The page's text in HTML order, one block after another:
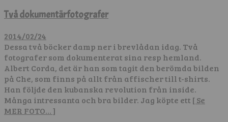
Två dokumentärfotografer
2014/02/24
Dessa två böcker damp ner i brevlådan idag. Två
fotografer som dokumenterat sina resp hemland.
Albert Corda, det är han som tagit den berömda bilden
på Che, som finns på allt från affischer till t-shirts.
Han följde den kubanska revolution från inside.
Många intressanta och bra bilder. Jag köpte ett [ Se
MER FOTO… ]